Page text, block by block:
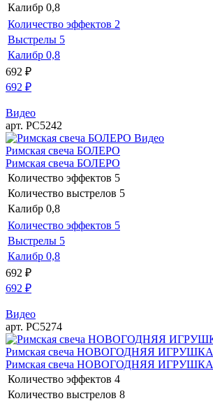
Калибр 0,8
Количество эффектов 2
Выстрелы 5
Калибр 0,8
692 ₽
692 ₽
Видео
арт. РС5242
Видео
Римская свеча БОЛЕРО
Римская свеча БОЛЕРО
Количество эффектов 5
Количество выстрелов 5
Калибр 0,8
Количество эффектов 5
Выстрелы 5
Калибр 0,8
692 ₽
692 ₽
Видео
арт. РС5274
Римская свеча НОВОГОДНЯЯ ИГРУШКА
Римская свеча НОВОГОДНЯЯ ИГРУШКА
Количество эффектов 4
Количество выстрелов 8